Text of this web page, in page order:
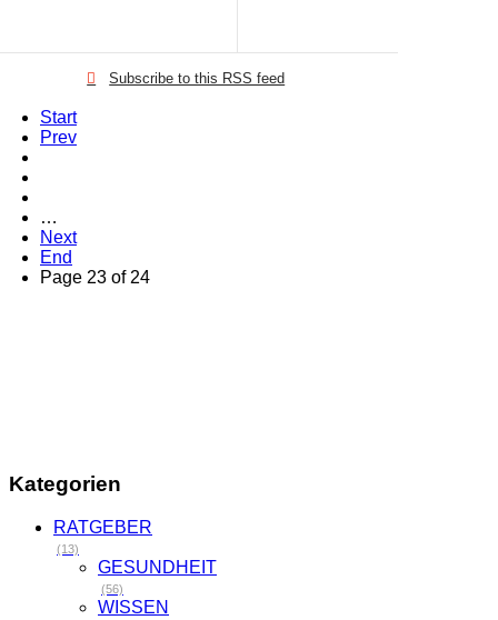
Subscribe to this RSS feed
Start
Prev
…
Next
End
Page 23 of 24
Kategorien
RATGEBER
(13)
GESUNDHEIT
(56)
WISSEN